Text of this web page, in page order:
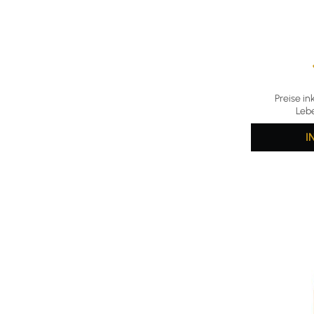
Preise